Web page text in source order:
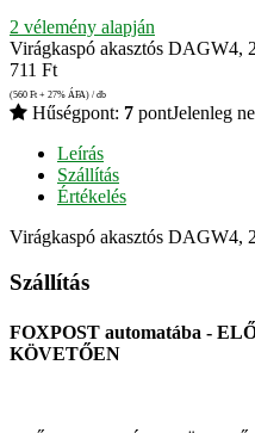
2 vélemény alapján
Virágkaspó akasztós DAGW4,
711 Ft
(560 Ft + 27% ÁFA) / db
Hűségpont: 7 pontJelenleg
Leírás
Szállítás
Értékelés
Virágkaspó akasztós DAGW4,
Szállítás
FOXPOST automatába -
KÖVETŐEN